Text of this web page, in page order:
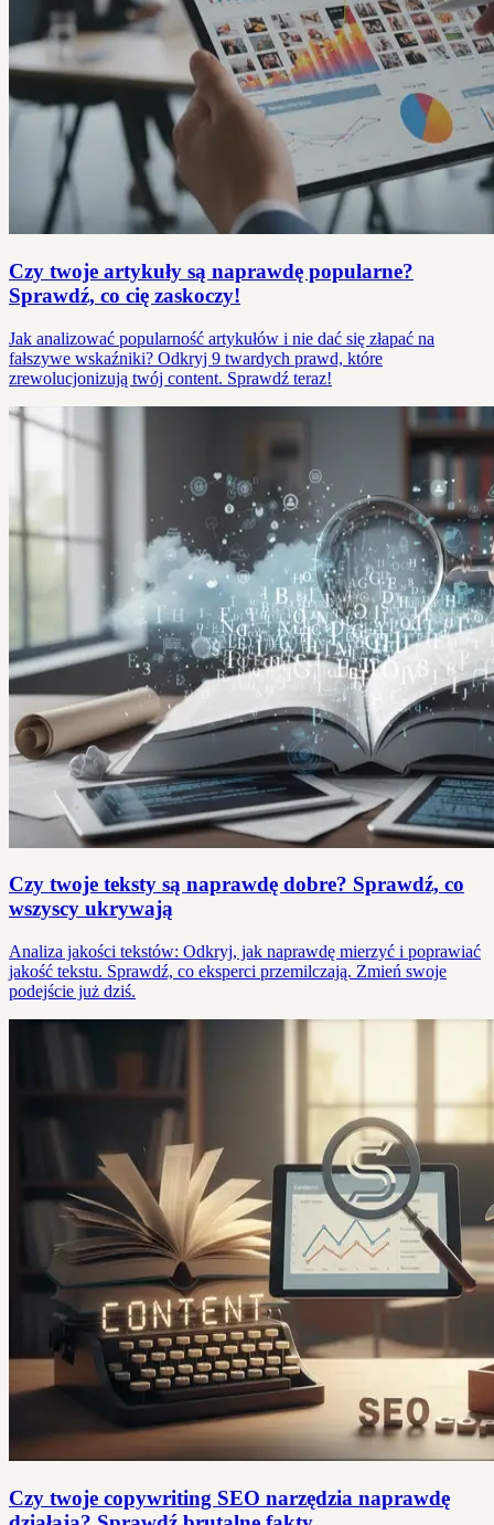
Czy twoje artykuły są naprawdę popularne?
Sprawdź, co cię zaskoczy!
Jak analizować popularność artykułów i nie dać się złapać na
fałszywe wskaźniki? Odkryj 9 twardych prawd, które
zrewolucjonizują twój content. Sprawdź teraz!
Czy twoje teksty są naprawdę dobre? Sprawdź, co
wszyscy ukrywają
Analiza jakości tekstów: Odkryj, jak naprawdę mierzyć i poprawiać
jakość tekstu. Sprawdź, co eksperci przemilczają. Zmień swoje
podejście już dziś.
Czy twoje copywriting SEO narzędzia naprawdę